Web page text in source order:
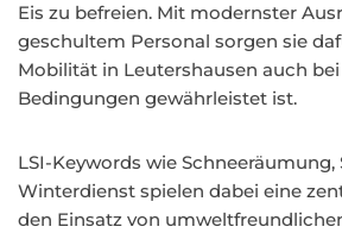
Eis zu befreien. Mit modernster
geschultem Personal sorgen sie
Mobilität in Leutershausen auch
Bedingungen gewährleistet ist.
LSI-Keywords wie
Winterdienst spielen dabei eine
den Einsatz von